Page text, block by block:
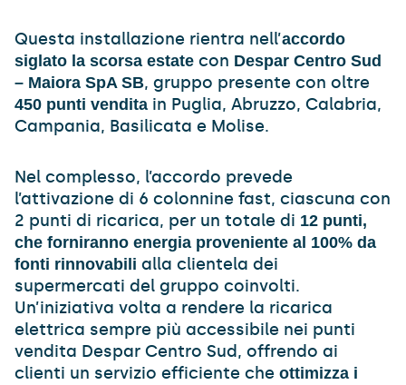
Questa installazione rientra nell’accordo
siglato la scorsa estate con Despar Centro Sud
– Maiora SpA SB, gruppo presente con oltre
450 punti vendita in Puglia, Abruzzo, Calabria,
Campania, Basilicata e Molise.
Nel complesso, l’accordo prevede
l’attivazione di 6 colonnine fast, ciascuna con
2 punti di ricarica, per un totale di 12 punti,
che forniranno energia proveniente al 100% da
fonti rinnovabili alla clientela dei
supermercati del gruppo coinvolti.
Un’iniziativa volta a rendere la ricarica
elettrica sempre più accessibile nei punti
vendita Despar Centro Sud, offrendo ai
clienti un servizio efficiente che ottimizza i